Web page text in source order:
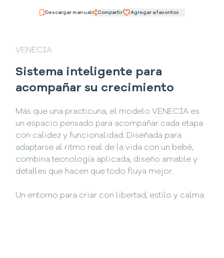
Descargar manual Compartir Agregar a favoritos
VENECIA
Sistema inteligente para
acompañar su crecimiento
Más que una practicuna, el modelo VENECIA es
un espacio pensado para acompañar cada etapa
con calidez y funcionalidad. Diseñada para
adaptarse al ritmo real de la vida con un bebé,
combina tecnología aplicada, diseño amable y
detalles que hacen que todo fluya mejor.
Un entorno para criar con libertad, estilo y calma.